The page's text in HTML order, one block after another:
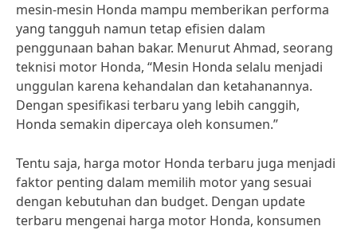
mesin-mesin Honda mampu memberikan performa
yang tangguh namun tetap efisien dalam
penggunaan bahan bakar. Menurut Ahmad, seorang
teknisi motor Honda, “Mesin Honda selalu menjadi
unggulan karena kehandalan dan ketahanannya.
Dengan spesifikasi terbaru yang lebih canggih,
Honda semakin dipercaya oleh konsumen.”
Tentu saja, harga motor Honda terbaru juga menjadi
faktor penting dalam memilih motor yang sesuai
dengan kebutuhan dan budget. Dengan update
terbaru mengenai harga motor Honda, konsumen